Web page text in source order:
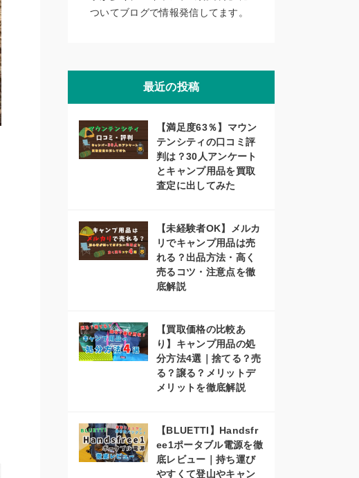
ついてブログで情報発信してます。
最近の投稿
【満足度63％】マウン
テンシティの口コミ評
判は？30人アンケート
とキャンプ用品を買取
査定に出してみた
【未経験者OK】メルカ
リでキャンプ用品は売
れる？出品方法・高く
売るコツ・注意点を徹
底解説
【買取価格の比較あ
り】キャンプ用品の処
分方法4選｜捨てる？売
る？譲る？メリットデ
メリットを徹底解説
【BLUETTI】Handsfr
ee1ポータブル電源を徹
底レビュー｜持ち運び
やすくて登山やキャン